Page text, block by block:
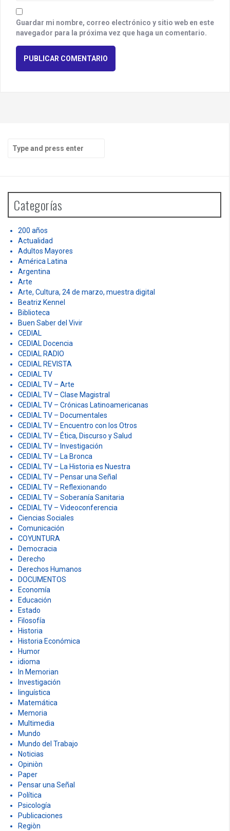
Guardar mi nombre, correo electrónico y sitio web en este
navegador para la próxima vez que haga un comentario.
h
o
Categorías
200 años
Actualidad
Adultos Mayores
América Latina
Argentina
Arte
Arte, Cultura, 24 de marzo, muestra digital
Beatriz Kennel
Biblioteca
Buen Saber del Vivir
CEDIAL
CEDIAL Docencia
CEDIAL RADIO
CEDIAL REVISTA
CEDIAL TV
CEDIAL TV – Arte
CEDIAL TV – Clase Magistral
CEDIAL TV – Crónicas Latinoamericanas
CEDIAL TV – Documentales
CEDIAL TV – Encuentro con los Otros
CEDIAL TV – Ética, Discurso y Salud
CEDIAL TV – Investigación
CEDIAL TV – La Bronca
CEDIAL TV – La Historia es Nuestra
CEDIAL TV – Pensar una Señal
CEDIAL TV – Reflexionando
CEDIAL TV – Soberanía Sanitaria
CEDIAL TV – Videoconferencia
Ciencias Sociales
Comunicación
COYUNTURA
Democracia
Derecho
Derechos Humanos
DOCUMENTOS
Economía
Educación
Estado
Filosofía
Historia
Historia Económica
Humor
idioma
In Memorian
Investigación
linguística
Matemática
Memoria
Multimedia
Mundo
Mundo del Trabajo
Noticias
Opiniòn
Paper
Pensar una Señal
Política
Psicología
Publicaciones
Regiòn